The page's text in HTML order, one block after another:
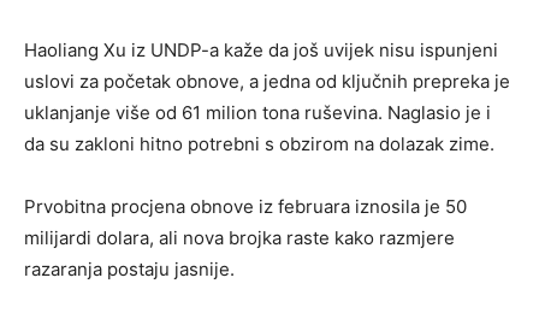
Haoliang Xu iz UNDP-a kaže da još uvijek nisu ispunjeni
uslovi za početak obnove, a jedna od ključnih prepreka je
uklanjanje više od 61 milion tona ruševina. Naglasio je i
da su zakloni hitno potrebni s obzirom na dolazak zime.
Prvobitna procjena obnove iz februara iznosila je 50
milijardi dolara, ali nova brojka raste kako razmjere
razaranja postaju jasnije.